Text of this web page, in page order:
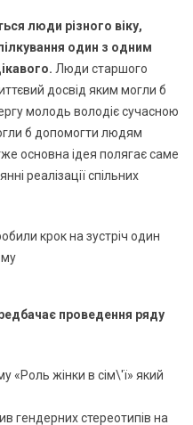
люди різного віку,
один з одним
Люди старшого
досвід яким могли б
молодь володіє сучасною
б допомогти людям
основна ідея полягає саме
реалізації спільних
проведення ряду
«Роль жінки в сім\'ї» який
гендерних стереотипів на